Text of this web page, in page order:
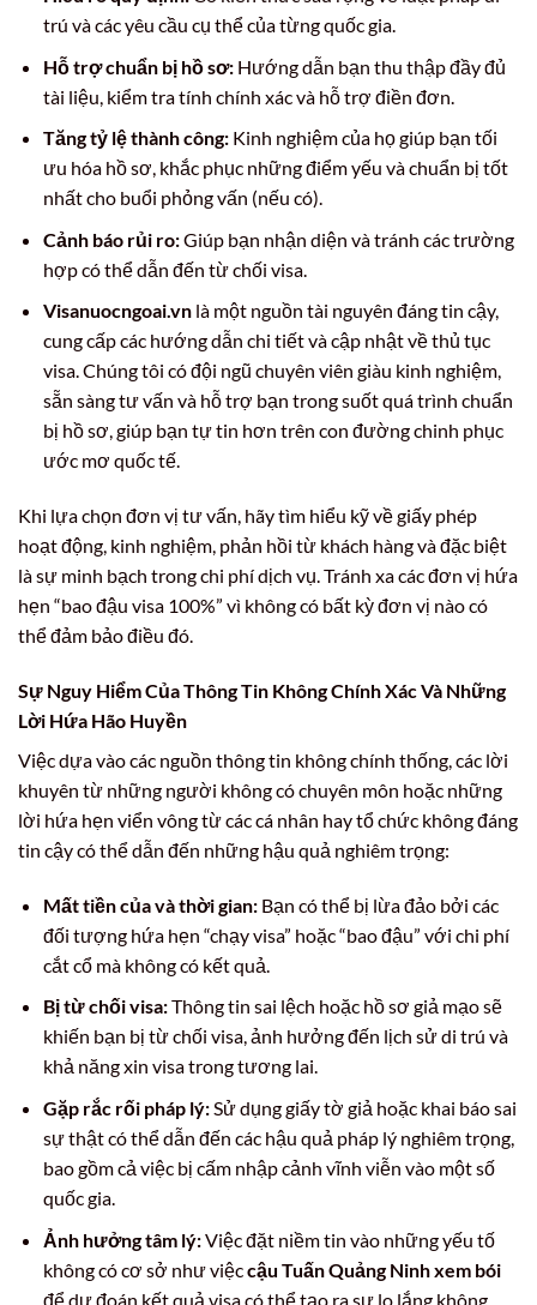
trú và các yêu cầu cụ thể của từng quốc gia.
Hỗ trợ chuẩn bị hồ sơ:Hướng dẫn bạn thu thập đầy đủ
tài liệu, kiểm tra tính chính xác và hỗ trợ điền đơn.
Tăng tỷ lệ thành công:Kinh nghiệm của họ giúp bạn tối
ưu hóa hồ sơ, khắc phục những điểm yếu và chuẩn bị tốt
nhất cho buổi phỏng vấn (nếu có).
Cảnh báo rủi ro:Giúp bạn nhận diện và tránh các trường
hợp có thể dẫn đến từ chối visa.
Visanuocngoai.vnlà một nguồn tài nguyên đáng tin cậy,
cung cấp các hướng dẫn chi tiết và cập nhật về thủ tục
visa. Chúng tôi có đội ngũ chuyên viên giàu kinh nghiệm,
sẵn sàng tư vấn và hỗ trợ bạn trong suốt quá trình chuẩn
bị hồ sơ, giúp bạn tự tin hơn trên con đường chinh phục
ước mơ quốc tế.
Khi lựa chọn đơn vị tư vấn, hãy tìm hiểu kỹ về giấy phép
hoạt động, kinh nghiệm, phản hồi từ khách hàng và đặc biệt
là sự minh bạch trong chi phí dịch vụ. Tránh xa các đơn vị hứa
hẹn “bao đậu visa 100%” vì không có bất kỳ đơn vị nào có
thể đảm bảo điều đó.
Sự Nguy Hiểm Của Thông Tin Không Chính Xác Và Những
Lời Hứa Hão Huyền
Việc dựa vào các nguồn thông tin không chính thống, các lời
khuyên từ những người không có chuyên môn hoặc những
lời hứa hẹn viển vông từ các cá nhân hay tổ chức không đáng
tin cậy có thể dẫn đến những hậu quả nghiêm trọng:
Mất tiền của và thời gian:Bạn có thể bị lừa đảo bởi các
đối tượng hứa hẹn “chạy visa” hoặc “bao đậu” với chi phí
cắt cổ mà không có kết quả.
Bị từ chối visa:Thông tin sai lệch hoặc hồ sơ giả mạo sẽ
khiến bạn bị từ chối visa, ảnh hưởng đến lịch sử di trú và
khả năng xin visa trong tương lai.
Gặp rắc rối pháp lý:Sử dụng giấy tờ giả hoặc khai báo sai
sự thật có thể dẫn đến các hậu quả pháp lý nghiêm trọng,
bao gồm cả việc bị cấm nhập cảnh vĩnh viễn vào một số
quốc gia.
Ảnh hưởng tâm lý:Việc đặt niềm tin vào những yếu tố
không có cơ sở như việccậu Tuấn Quảng Ninh xem bói
để dự đoán kết quả visa có thể tạo ra sự lo lắng không